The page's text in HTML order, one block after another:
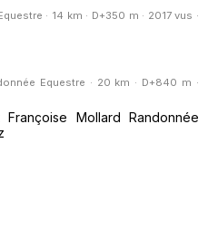
· 14 km · D+350 m · 2017 vus ·
Equestre · 20 km · D+840 m ·
Mollard Randonnée